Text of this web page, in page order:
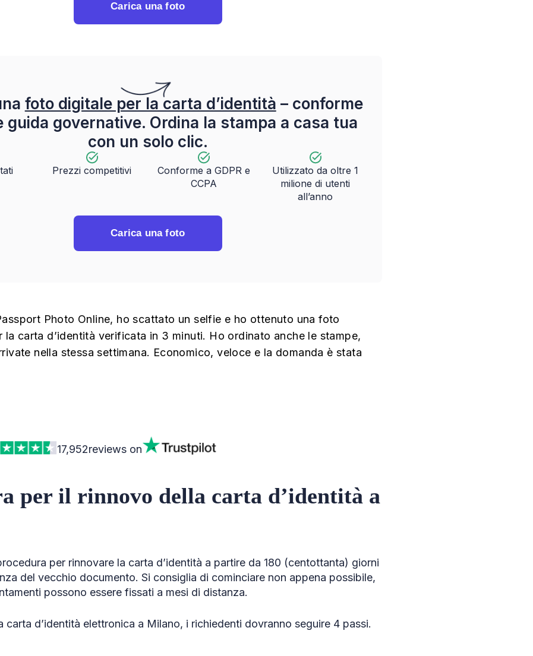
Carica una foto
foto digitale per la carta d’identità – conforme
guida governative. Ordina la stampa a casa tua
con un solo clic.
Prezzi competitivi
Conforme a GDPR e
CCPA
Utilizzato da oltre 1
milione di utenti
all’anno
Carica una foto
Photo Online, ho scattato un selfie e ho ottenuto una foto
la carta d’identità verificata in 3 minuti. Ho ordinato anche le stampe,
nella stessa settimana. Economico, veloce e la domanda è stata
17,952reviews on
per il rinnovo della carta d’identità a
per rinnovare la carta d’identità a partire da 180 (centottanta) giorni
del vecchio documento. Si consiglia di cominciare non appena possibile,
possono essere fissati a mesi di distanza.
carta d’identità elettronica a Milano, i richiedenti dovranno seguire 4 passi.